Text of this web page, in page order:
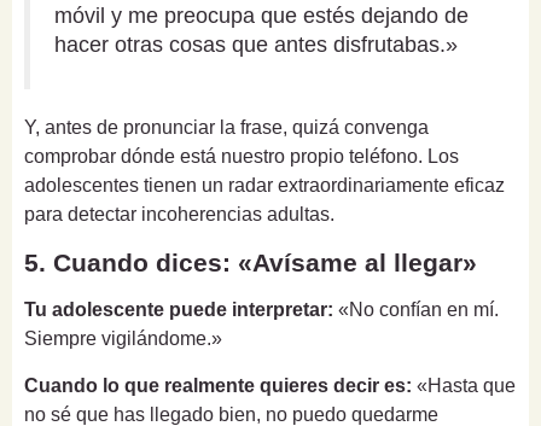
móvil y me preocupa que estés dejando de
hacer otras cosas que antes disfrutabas.»
Y, antes de pronunciar la frase, quizá convenga
comprobar dónde está nuestro propio teléfono. Los
adolescentes tienen un radar extraordinariamente eficaz
para detectar incoherencias adultas.
5. Cuando dices: «Avísame al llegar»
Tu adolescente puede interpretar: «No confían en mí.
Siempre vigilándome.»
Cuando lo que realmente quieres decir es: «Hasta que
no sé que has llegado bien, no puedo quedarme